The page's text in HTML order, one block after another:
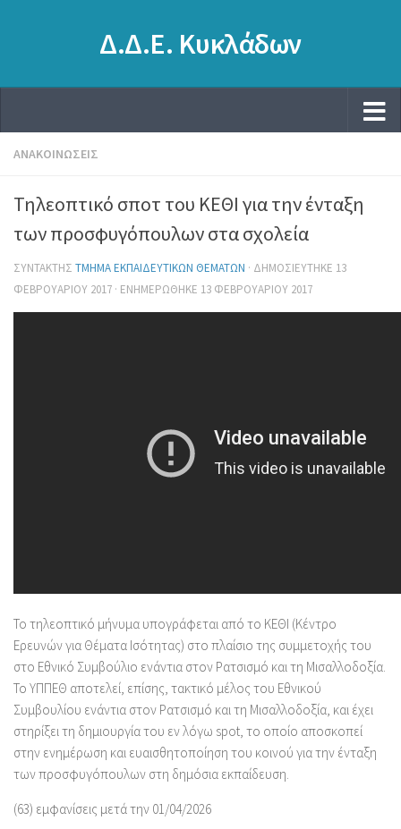
Δ.Δ.Ε. Κυκλάδων
ΑΝΑΚΟΙΝΏΣΕΙΣ
Τηλεοπτικό σποτ του ΚΕΘΙ για την ένταξη
των προσφυγόπουλων στα σχολεία
ΣΥΝΤΆΚΤΗΣ ΤΜΉΜΑ ΕΚΠΑΙΔΕΥΤΙΚΏΝ ΘΕΜΆΤΩΝ · ΔΗΜΟΣΙΕΎΤΗΚΕ 13
ΦΕΒΡΟΥΑΡΊΟΥ 2017 · ΕΝΗΜΕΡΏΘΗΚΕ 13 ΦΕΒΡΟΥΑΡΊΟΥ 2017
To τηλεοπτικό μήνυμα υπογράφεται από το ΚΕΘΙ (Κέντρο
Ερευνών για Θέματα Ισότητας) στο πλαίσιο της συμμετοχής του
στο Εθνικό Συμβούλιο ενάντια στον Ρατσισμό και τη Μισαλλοδοξία.
Το ΥΠΠΕΘ αποτελεί, επίσης, τακτικό μέλος του Εθνικού
Συμβουλίου ενάντια στον Ρατσισμό και τη Μισαλλοδοξία, και έχει
στηρίξει τη δημιουργία του εν λόγω spot, το οποίο αποσκοπεί
στην ενημέρωση και ευαισθητοποίηση του κοινού για την ένταξη
των προσφυγόπουλων στη δημόσια εκπαίδευση.
(63) εμφανίσεις μετά την 01/04/2026